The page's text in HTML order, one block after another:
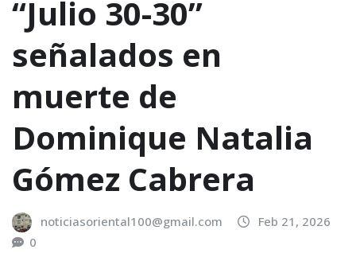
“Julio 30-30”
señalados en
muerte de
Dominique Natalia
Gómez Cabrera
noticiasoriental100@gmail.com
Feb 21, 2026
0